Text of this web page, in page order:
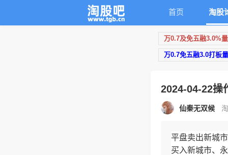
首页 淘股
万0.7及免五融3.0%
万0.7免五融3.0打板
2024-04-22操
仙秦无双候
平盘卖出新城
买入新城市、